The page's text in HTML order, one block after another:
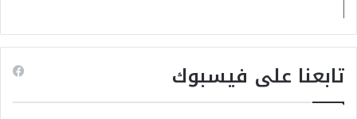
تابعنا على فيسبوك